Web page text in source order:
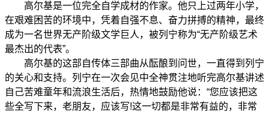
高尔基是一位完全自学成材的作家。他只上过两年小学，
在艰难困苦的环境中，凭着自强不息、奋力拼搏的精神，最终
成为一名世界无产阶级文学巨人，被列宁称为“无产阶级艺术
最杰出的代表”。
高尔基的这部自传体三部曲从酝酿到问世，一直得到列宁
的关心和支持。列宁在一次会见中全神贯注地听完高尔基讲述
自己苦难童年和流浪生活后，热情地鼓励他说：“您应该把这
些全写下来，老朋友，应该写!这一切都是非常有益的，非常